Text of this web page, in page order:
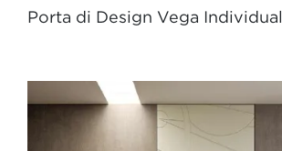
Porta di Design Vega Individual